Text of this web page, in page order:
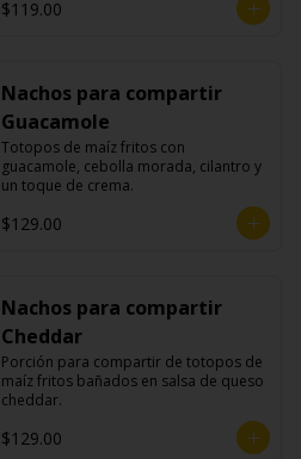
$119.00
Nachos para compartir
Guacamole
Totopos de maíz fritos con
guacamole, cebolla morada, cilantro y
un toque de crema.
$129.00
Nachos para compartir
Cheddar
Porción para compartir de totopos de
maíz fritos bañados en salsa de queso
cheddar.
$129.00